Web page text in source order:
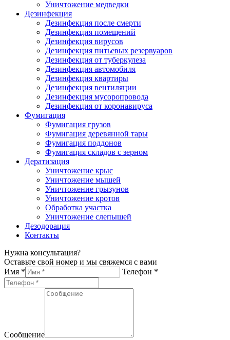
Уничтожение медведки
Дезинфекция
Дезинфекция после смерти
Дезинфекция помещений
Дезинфекция вирусов
Дезинфекция питьевых резервуаров
Дезинфекция от туберкулеза
Дезинфекция автомобиля
Дезинфекция квартиры
Дезинфекция вентиляции
Дезинфекция мусоропровода
Дезинфекция от коронавируса
Фумигация
Фумигация грузов
Фумигация деревянной тары
Фумигация поддонов
Фумигация складов с зерном
Дератизация
Уничтожение крыс
Уничтожение мышей
Уничтожение грызунов
Уничтожение кротов
Обработка участка
Уничтожение слепышей
Дезодорация
Контакты
Нужна консультация?
Оставьте свой номер и мы свяжемся с вами
Имя *
Телефон *
Сообщение